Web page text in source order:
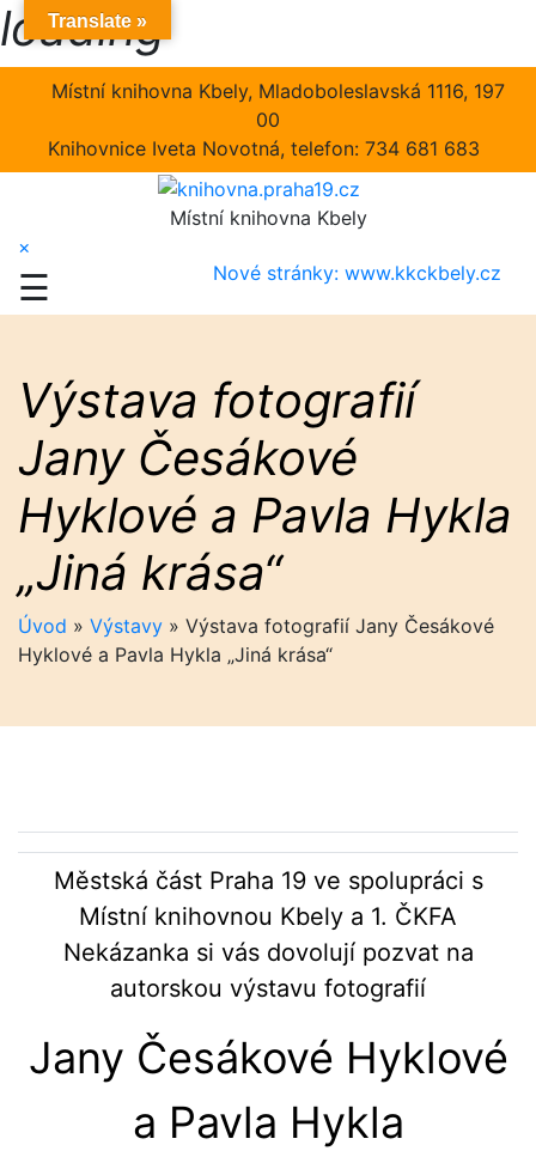
Skip
to
content
loading
Místní knihovna Kbely, Mladoboleslavská 1116, 197
00
Knihovnice Iveta Novotná, telefon: 734 681 683
Místní knihovna Kbely
×
☰ Nové stránky: www.kkckbely.cz
Výstava fotografií
Jany Česákové
Hyklové a Pavla Hykla
„Jiná krása“
Úvod » Výstavy » Výstava fotografií Jany Česákové
Hyklové a Pavla Hykla „Jiná krása“
Městská část Praha 19 ve spolupráci s
Místní knihovnou Kbely a 1. ČKFA
Nekázanka si vás dovolují pozvat na
autorskou výstavu fotografií
Jany Česákové Hyklové
a Pavla Hykla
Translate »